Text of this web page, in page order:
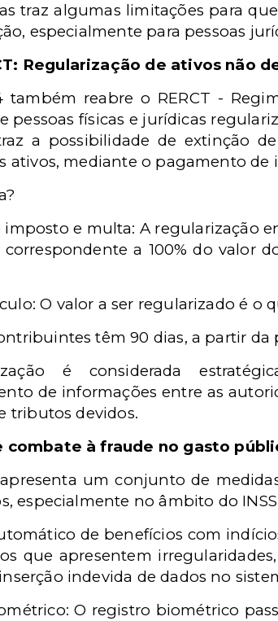
traz algumas limitações para
especialmente para pessoas
Regularização de ativos não
também reabre o RERCT -
pessoas físicas e jurídicas
a possibilidade de extinção
ativos, mediante o pagamento
e multa: A regularização
a 100% do valor
O valor a ser regularizado é o
têm 90 dias, a partir
é considerada
de informações entre as
tributos devidos.
combate à fraude no gasto
um conjunto de
especialmente no âmbito do
de benefícios com
que apresentem
indevida de dados no
O registro biométrico